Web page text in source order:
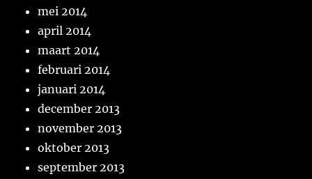
mei 2014
april 2014
maart 2014
februari 2014
januari 2014
december 2013
november 2013
oktober 2013
september 2013